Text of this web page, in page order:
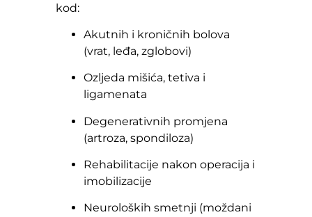
kod:
Akutnih i kroničnih bolova
(vrat, leđa, zglobovi)
Ozljeda mišića, tetiva i
ligamenata
Degenerativnih promjena
(artroza, spondiloza)
Rehabilitacije nakon operacija i
imobilizacije
Neuroloških smetnji (moždani